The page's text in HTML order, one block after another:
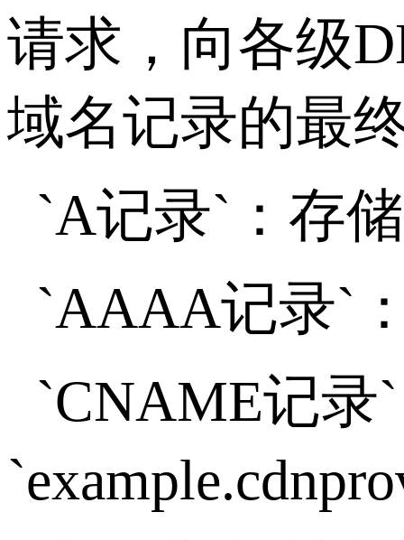
请求，向各级
域名记录的最
`A记录` ：存储
`AAAA记录`
`CNAME记录`